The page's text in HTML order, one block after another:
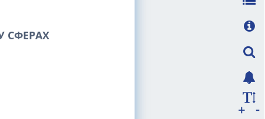
СФЕРАХ
-
+